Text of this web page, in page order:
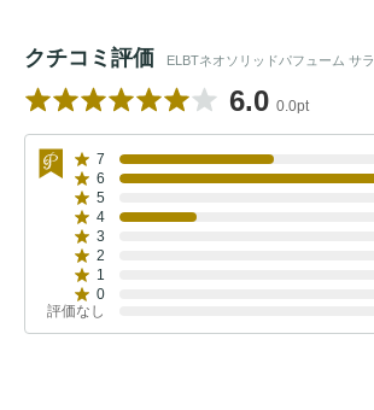
クチコミ評価 ELBTネオソリッドパフューム サラ
6.0 0.0pt
7
6
5
4
3
2
1
0
評価なし